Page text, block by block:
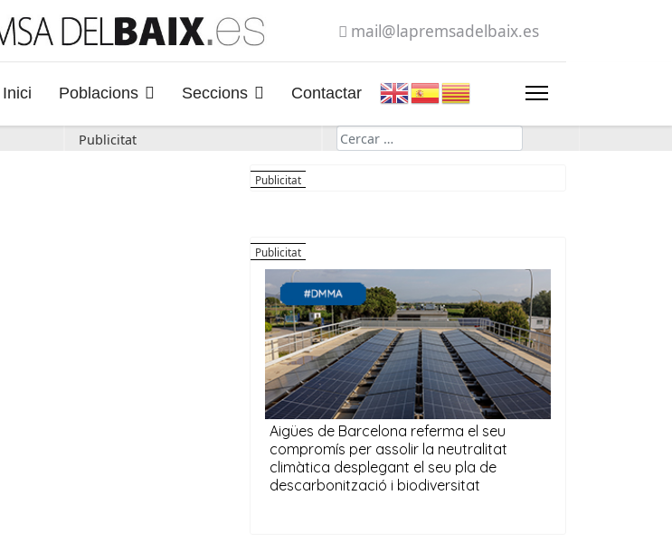
mail@lapremsadelbaix.es
Inici Poblacions Seccions Contactar
Publicitat Cerca